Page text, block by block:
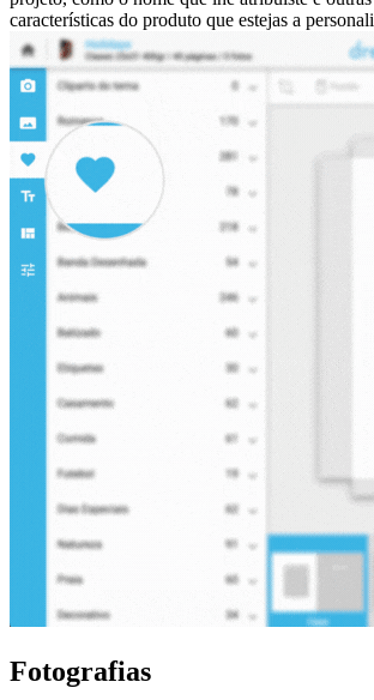
características do produto que estejas a
Fotografias